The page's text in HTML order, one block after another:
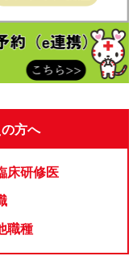
）
）
方へ
床研修医
職種